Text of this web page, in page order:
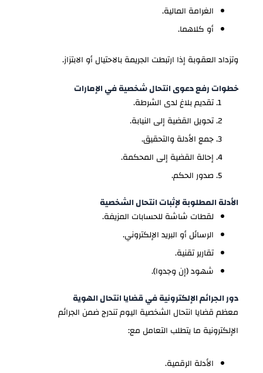
الغرامة المالية.
أو كلاهما.
وتزداد العقوبة إذا ارتبطت الجريمة بالاحتيال أو الابتزاز.
خطوات رفع دعوى انتحال شخصية في الإمارات
تقديم بلاغ لدى الشرطة.
تحويل القضية إلى النيابة.
جمع الأدلة والتحقيق.
إحالة القضية إلى المحكمة.
صدور الحكم.
الأدلة المطلوبة لإثبات انتحال الشخصية
لقطات شاشة للحسابات المزيفة.
الرسائل أو البريد الإلكتروني.
تقارير تقنية.
شهود (إن وجدوا).
دور الجرائم الإلكترونية في قضايا انتحال الهوية
معظم قضايا انتحال الشخصية اليوم تندرج ضمن الجرائم
الإلكترونية ما يتطلب التعامل مع:
الأدلة الرقمية.